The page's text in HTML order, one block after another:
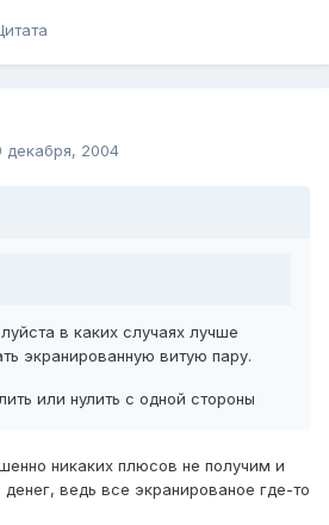
декабря, 2004
в каких случаях лучше
экранированную витую пару.
или нулить с одной стороны
никаких плюсов не получим и
денег, ведь все экранированое где-то